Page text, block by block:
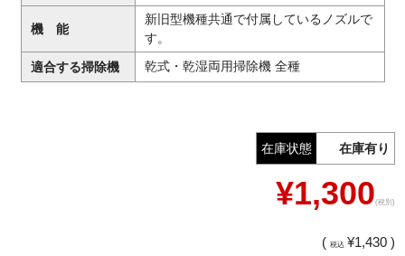
機 能
新旧型機種共通で付属しているノズルで
す。
適合する掃除機
乾式・乾湿両用掃除機 全種
在庫状態 在庫有り
¥1,300(税別)
( 税込 ¥1,430 )